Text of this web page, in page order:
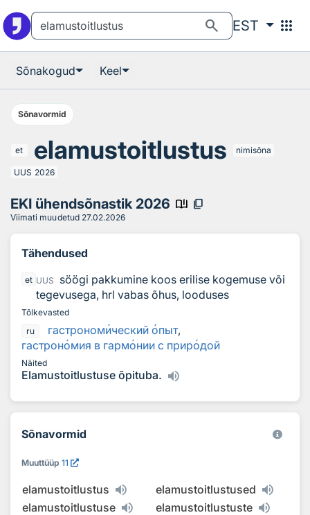
search EST apps
Sõnakogud Keel
Sõnavormid
et elamustoitlustus nimisõna
UUS 2026
EKI ühendsõnastik 2026 book_ribbon content_copy
Viimati muudetud 27.02.2026
Tähendused
et UUS
söögi pakkumine koos erilise kogemuse või
tegevusega, hrl vabas õhus, looduses
Tõlkevasted
ru
гастрономический опыт,
гастрономия в гармонии с природой
Näited
Elamustoitlustuse õpituba.
Sõnavormid
Muuttüüp 11
elamustoitlustus
elamustoitlustused
elamustoitlustuse
elamustoitlustuste